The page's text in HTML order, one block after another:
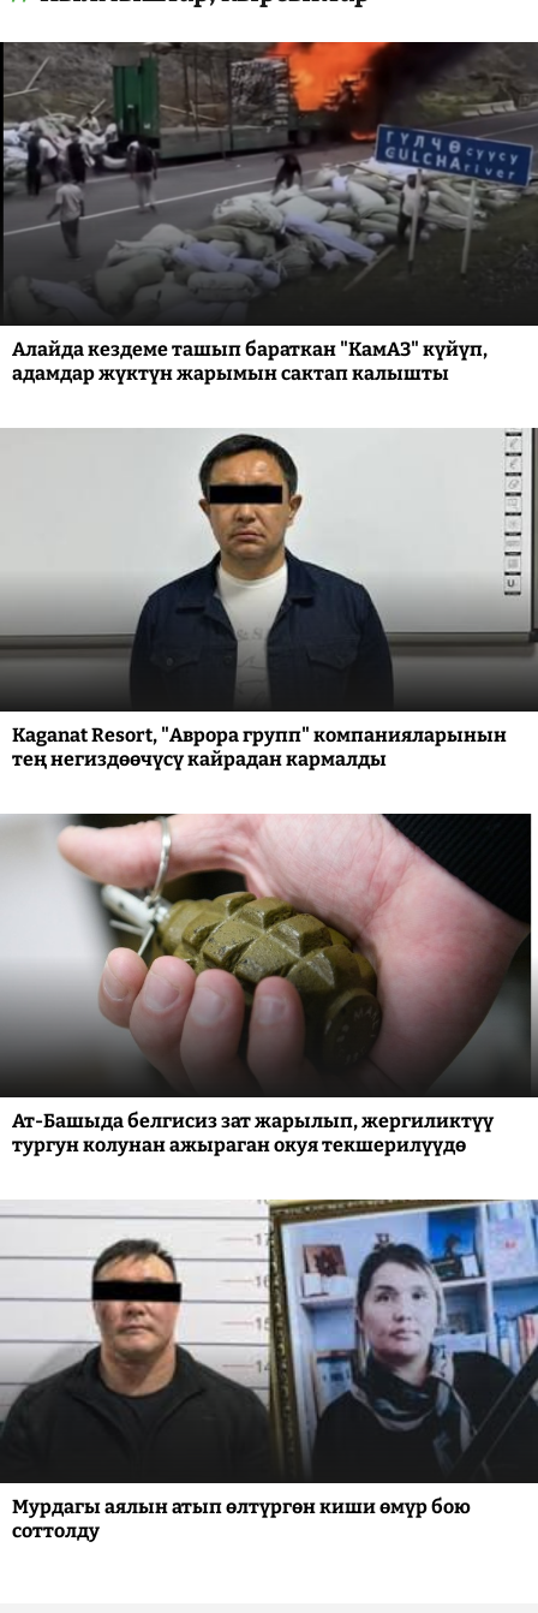
Алайда кездеме ташып бараткан "КамАЗ" күйүп,
адамдар жүктүн жарымын сактап калышты
Kaganat Resort, "Аврора групп" компанияларынын
тең негиздөөчүсү кайрадан кармалды
Ат-Башыда белгисиз зат жарылып, жергиликтүү
тургун колунан ажыраган окуя текшерилүүдө
Мурдагы аялын атып өлтүргөн киши өмүр бою
соттолду